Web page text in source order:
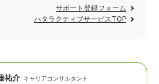
サポート登録フォーム
ハタラクティブサービスTOP
祐介 キャリアコンサルタント